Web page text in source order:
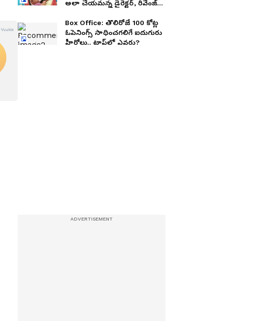
అలా చేయమన్న డైరెక్టర్, రివేంజ్
Box Office: తొలిరోజే 100 కోట్ల
ఓపెనింగ్స్ సాధించగలిగే ఐదుగురు
హీరోలు.. టాప్‌లో ఎవరు?